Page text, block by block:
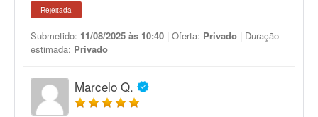
Rejeitada
Submetido: 11/08/2025 às 10:40 | Oferta: Privado | Duração
estimada: Privado
Marcelo Q.